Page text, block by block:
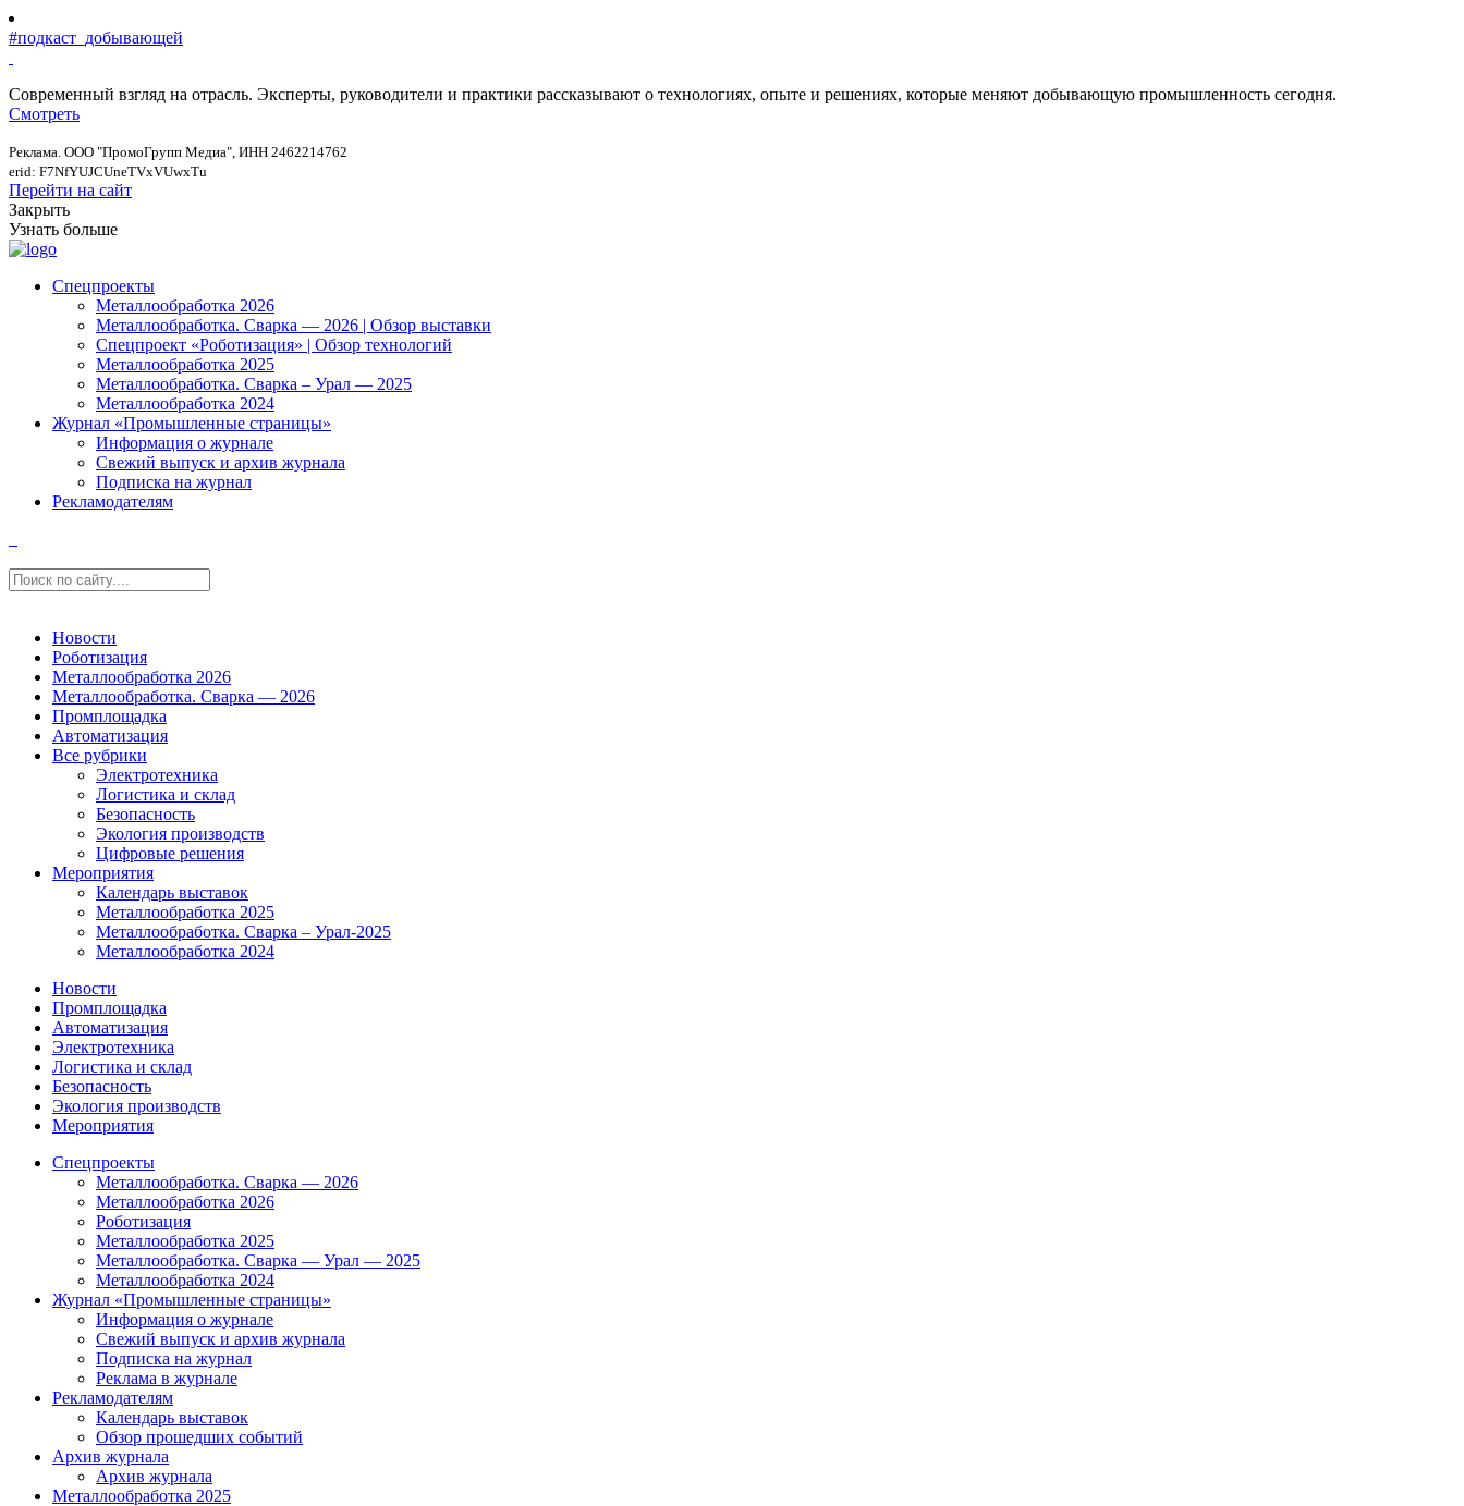
#подкаст_добывающей
Современный взгляд на отрасль. Эксперты, руководители и практики рассказывают о технологиях, опыте и решениях, которые меняют добывающую промышленность сегодня.
Смотреть
Реклама. ООО "ПромоГрупп Медиа", ИНН 2462214762
erid: F7NfYUJCUneTVxVUwxTu
Перейти на сайт
Закрыть
Узнать больше
Спецпроекты
Металлообработка 2026
Металлообработка. Сварка — 2026 | Обзор выставки
Спецпроект «Роботизация» | Обзор технологий
Металлообработка 2025
Металлообработка. Сварка – Урал — 2025
Металлообработка 2024
Журнал «Промышленные страницы»
Информация о журнале
Свежий выпуск и архив журнала
Подписка на журнал
Рекламодателям
Новости
Роботизация
Металлообработка 2026
Металлообработка. Сварка — 2026
Промплощадка
Автоматизация
Все рубрики
Электротехника
Логистика и склад
Безопасность
Экология производств
Цифровые решения
Мероприятия
Календарь выставок
Металлообработка 2025
Металлообработка. Сварка – Урал-2025
Металлообработка 2024
Новости
Промплощадка
Автоматизация
Электротехника
Логистика и склад
Безопасность
Экология производств
Мероприятия
Спецпроекты
Металлообработка. Сварка — 2026
Металлообработка 2026
Роботизация
Металлообработка 2025
Металлообработка. Сварка — Урал — 2025
Металлообработка 2024
Журнал «Промышленные страницы»
Информация о журнале
Свежий выпуск и архив журнала
Подписка на журнал
Реклама в журнале
Рекламодателям
Календарь выставок
Обзор прошедших событий
Архив журнала
Архив журнала
Металлообработка 2025